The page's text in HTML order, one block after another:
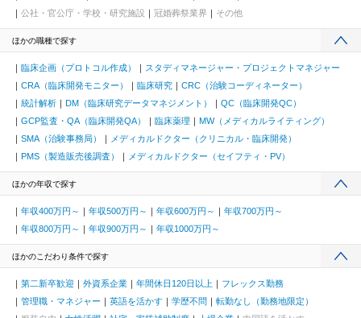
公社・官公庁・学校・研究施設
冠婚葬祭業界 その他
ほかの職種で探す
臨床企画（プロトコル作成）
スタディマネージャー・プロジェクトマネジャー
CRA（臨床開発モニター）
臨床研究
CRC（治験コーディネーター）
統計解析
DM（臨床研究データマネジメント）
QC（臨床開発QC）
GCP監査・QA（臨床開発QA）
臨床薬理
MW（メディカルライティング）
SMA（治験事務局）
メディカルドクター（クリニカル・臨床開発）
PMS（製造販売後調査）
メディカルドクター（セイフティ・PV）
ほかの年収で探す
年収400万円～ 年収500万円～ 年収600万円～
年収700万円～
年収800万円～
年収900万円～ 年収1000万円～
ほかのこだわり条件で探す
第二新卒歓迎 外資系企業 年間休日120日以上
フレックス勤務
管理職・マネジャー
英語を活かす 学歴不問
転勤なし（勤務地限定）